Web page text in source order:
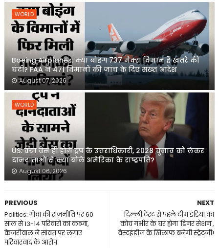
WORLD
Boeing Airplanes: क्या बोइंग 737 मैक्स विमान हैं खतरे की
घंटी? FAA ने 471 विमानों की जांच के दिए सख्त आदेश
August 07, 2026
WORLD
US: क्या वेंस ही होंगे ट्रंप के उत्तराधिकारी, 2028 चुनाव को लेकर
दानदाताओं से क्या बोले अमेरिका के राष्ट्रपति?
August 06, 2026
NEXT
दिल्ली टेस्ट से पहले टीम इंडिया का
कोच गंभीर के घर होगा 'डिनर सेशन',
वेस्टइंडीज के खिलाफ बनेगी स्ट्रेटजी!
PREVIOUS
Politics: गोवा की राजनीति पर 60
साल से 13-14 परिवारों का कब्जा,
केजरीवाल ने सांवत पर लगाए
परिवारवाद के आरोप